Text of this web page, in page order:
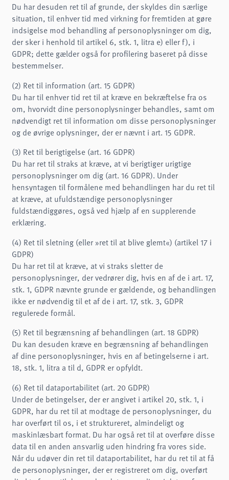
Du har desuden ret til af grunde, der skyldes din særlige
situation, til enhver tid med virkning for fremtiden at gøre
indsigelse mod behandling af personoplysninger om dig,
der sker i henhold til artikel 6, stk. 1, litra e) eller f), i
GDPR; dette gælder også for profilering baseret på disse
bestemmelser.
(2) Ret til information (art. 15 GDPR)
Du har til enhver tid ret til at kræve en bekræftelse fra os
om, hvorvidt dine personoplysninger behandles, samt om
nødvendigt ret til information om disse personoplysninger
og de øvrige oplysninger, der er nævnt i art. 15 GDPR.
(3) Ret til berigtigelse (art. 16 GDPR)
Du har ret til straks at kræve, at vi berigtiger urigtige
personoplysninger om dig (art. 16 GDPR). Under
hensyntagen til formålene med behandlingen har du ret til
at kræve, at ufuldstændige personoplysninger
fuldstændiggøres, også ved hjælp af en supplerende
erklæring.
(4) Ret til sletning (eller »ret til at blive glemt«) (artikel 17 i
GDPR)
Du har ret til at kræve, at vi straks sletter de
personoplysninger, der vedrører dig, hvis en af de i art. 17,
stk. 1, GDPR nævnte grunde er gældende, og behandlingen
ikke er nødvendig til et af de i art. 17, stk. 3, GDPR
regulerede formål.
(5) Ret til begrænsning af behandlingen (art. 18 GDPR)
Du kan desuden kræve en begrænsning af behandlingen
af dine personoplysninger, hvis en af betingelserne i art.
18, stk. 1, litra a til d, GDPR er opfyldt.
(6) Ret til dataportabilitet (art. 20 GDPR)
Under de betingelser, der er angivet i artikel 20, stk. 1, i
GDPR, har du ret til at modtage de personoplysninger, du
har overført til os, i et struktureret, almindeligt og
maskinlæsbart format. Du har også ret til at overføre disse
data til en anden ansvarlig uden hindring fra vores side.
Når du udøver din ret til dataportabilitet, har du ret til at få
de personoplysninger, der er registreret om dig, overført